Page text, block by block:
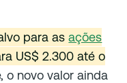
para asações
US$ 2.300 até o
o novo valor ainda